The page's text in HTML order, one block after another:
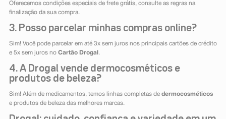
Oferecemos condições especiais de frete grátis, consulte as regras na
finalização da sua compra.
3. Posso parcelar minhas compras online?
Sim! Você pode parcelar em até 3x sem juros nos principais cartões de crédito
e 5x sem juros no Cartão Drogal .
4. A Drogal vende dermocosméticos e
produtos de beleza?
Sim! Além de medicamentos, temos linhas completas de dermocosméticos
e produtos de beleza das melhores marcas.